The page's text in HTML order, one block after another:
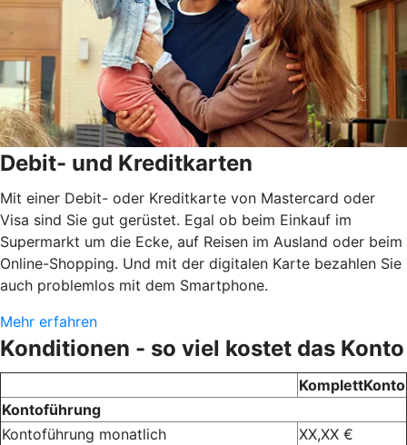
Debit- und Kreditkarten
Mit einer Debit- oder Kreditkarte von Mastercard oder
Visa sind Sie gut gerüstet. Egal ob beim Einkauf im
Supermarkt um die Ecke, auf Reisen im Ausland oder beim
Online-Shopping. Und mit der digitalen Karte bezahlen Sie
auch problemlos mit dem Smartphone.
Mehr erfahren
Konditionen - so viel kostet das Konto
KomplettKonto
Kontoführung
Kontoführung monatlich
XX,XX €